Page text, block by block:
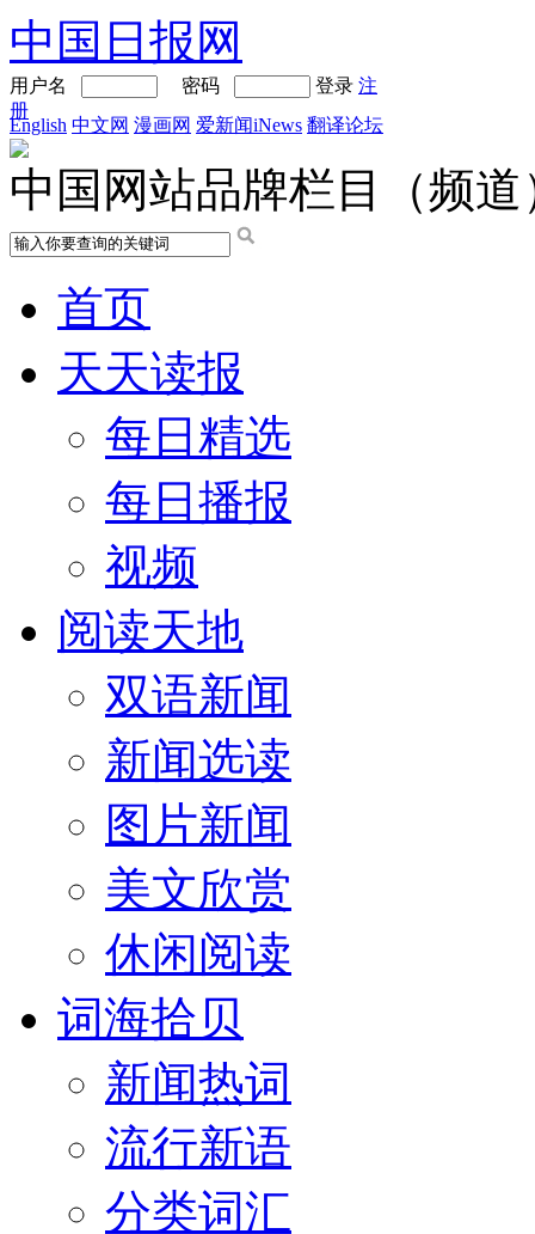
中国日报网
用户名 密码 登录 注
册
English 中文网 漫画网 爱新闻iNews 翻译论坛
中国网站品牌栏目（频道
首页
天天读报
每日精选
每日播报
视频
阅读天地
双语新闻
新闻选读
图片新闻
美文欣赏
休闲阅读
词海拾贝
新闻热词
流行新语
分类词汇